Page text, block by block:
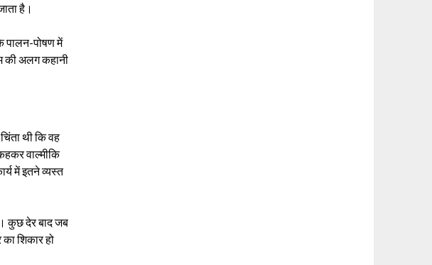
है।
पालन-पोषण में
की अलग कहानी
थी कि वह
वाल्मीकि
में इतने व्यस्त
कुछ देर बाद जब
शिकार हो